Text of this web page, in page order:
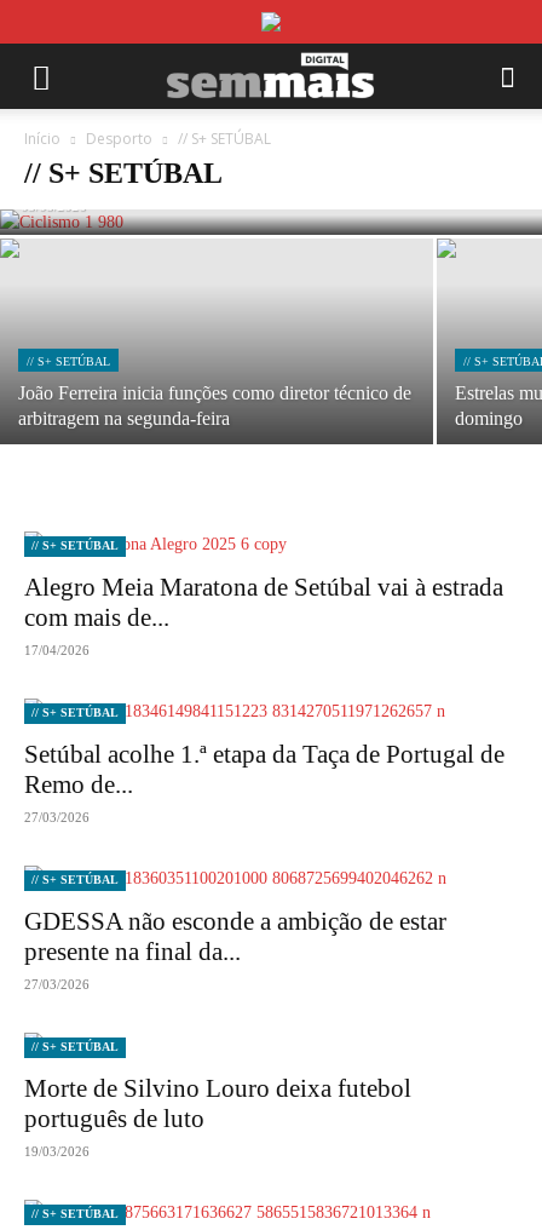
Início Desporto // S+ SETÚBAL
// S+ SETÚBAL
Pelotão da Volta a Portugal em Sines nos
próximos dois anos
// S+ SETÚBAL
João Ferreira inicia funções como diretor técnico de
arbitragem na segunda-feira
// S+
Estrelas
domingo
// S+ SETÚBAL
Alegro Meia Maratona de Setúbal vai à estrada
com mais de...
17/04/2026
// S+ SETÚBAL
Setúbal acolhe 1.ª etapa da Taça de Portugal de
Remo de...
27/03/2026
// S+ SETÚBAL
GDESSA não esconde a ambição de estar
presente na final da...
27/03/2026
// S+ SETÚBAL
Morte de Silvino Louro deixa futebol
português de luto
19/03/2026
// S+ SETÚBAL